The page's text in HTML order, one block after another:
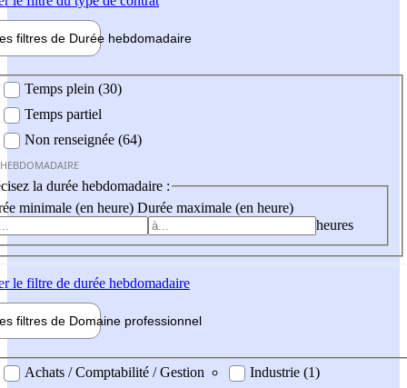
filtres de Durée hebdomadaire
Temps plein (30)
Temps partiel
Non renseignée (64)
la durée hebdomadaire :
minimale (en heure) Durée maximale (en heure)
heures
le filtre de durée hebdomadaire
filtres de Domaine professionnel
professionel
Achats / Comptabilité / Gestion
Industrie (1)